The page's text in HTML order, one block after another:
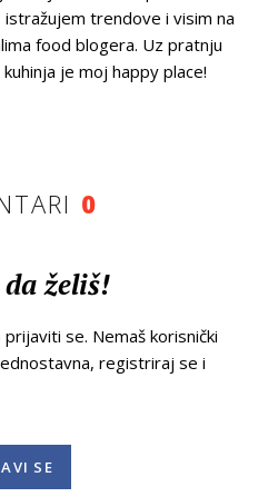
trendove i visim na
food blogera. Uz pratnju
je moj happy place!
0
želiš!
se. Nemaš korisnički
registriraj se i
SE